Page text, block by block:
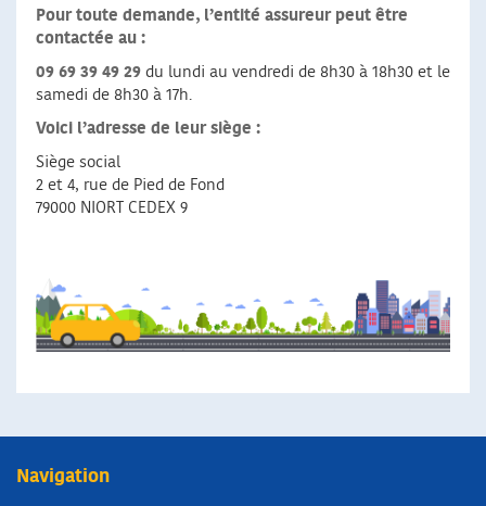
Pour toute demande, l’entité assureur peut être
contactée au :
09 69 39 49 29 du lundi au vendredi de 8h30 à 18h30 et le
samedi de 8h30 à 17h.
Voici l’adresse de leur siège :
Siège social
2 et 4, rue de Pied de Fond
79000 NIORT CEDEX 9
Navigation